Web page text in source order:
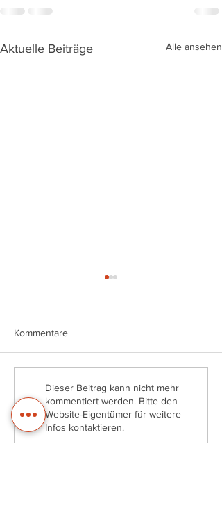
Aktuelle Beiträge Alle ansehen
UP I DATE Ausgabe April
2024
Kommentare
Dieser Beitrag kann nicht mehr
kommentiert werden. Bitte den
Website-Eigentümer für weitere
Infos kontaktieren.